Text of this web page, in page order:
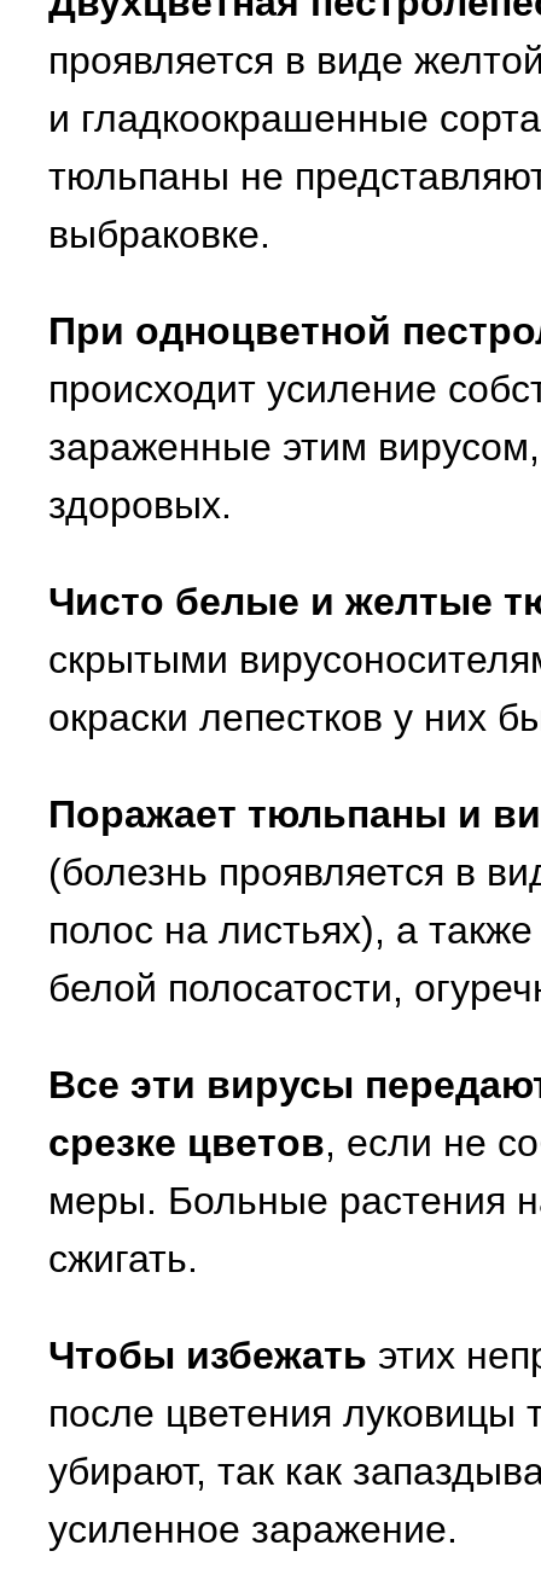
проявляется в виде
и гладкоокрашенные
тюльпаны не
выбраковке.
При одноцветной
происходит усиление
зараженные этим
здоровых.
Чисто белые и желтые
скрытыми
окраски лепестков у них
Поражает тюльпаны и
(болезнь проявляется в
полос на листьях), а
белой полосатости,
Все эти вирусы
срезке цветов, если не
меры. Больные растения
сжигать.
Чтобы избежать этих
после цветения луковицы
убирают, так как
усиленное заражение.